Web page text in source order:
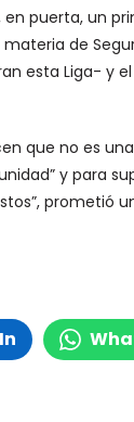
puerta, un
de
esta Liga- y
que no es
y para
prometió